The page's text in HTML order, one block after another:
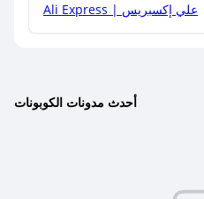
Ali Express | علي إكسبريس
أحدث مدونات الكوبونات